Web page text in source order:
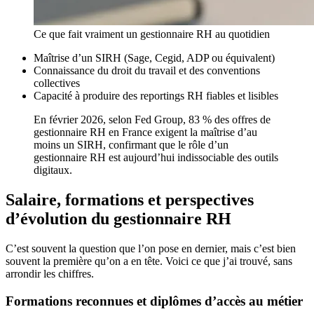
Ce que fait vraiment un gestionnaire RH au quotidien
Maîtrise d’un SIRH (Sage, Cegid, ADP ou équivalent)
Connaissance du droit du travail et des conventions
collectives
Capacité à produire des reportings RH fiables et lisibles
En février 2026, selon Fed Group, 83 % des offres de
gestionnaire RH en France exigent la maîtrise d’au
moins un SIRH, confirmant que le rôle d’un
gestionnaire RH est aujourd’hui indissociable des outils
digitaux.
Salaire, formations et perspectives
d’évolution du gestionnaire RH
C’est souvent la question que l’on pose en dernier, mais c’est bien
souvent la première qu’on a en tête. Voici ce que j’ai trouvé, sans
arrondir les chiffres.
Formations reconnues et diplômes d’accès au métier